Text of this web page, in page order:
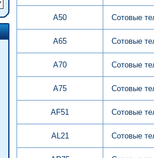
A50 Сотовые
A65 Сотовые
A70 Сотовые
A75 Сотовые
AF51 Сотовые
AL21 Сотовые